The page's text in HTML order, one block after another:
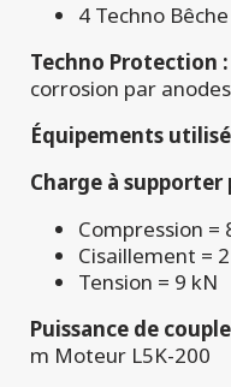
4 Techno
Techno Protection :
corrosion par
Équipements
Charge à supporter
Compression =
Cisaillement =
Tension = 9 kN
Puissance de
m Moteur L5K-200